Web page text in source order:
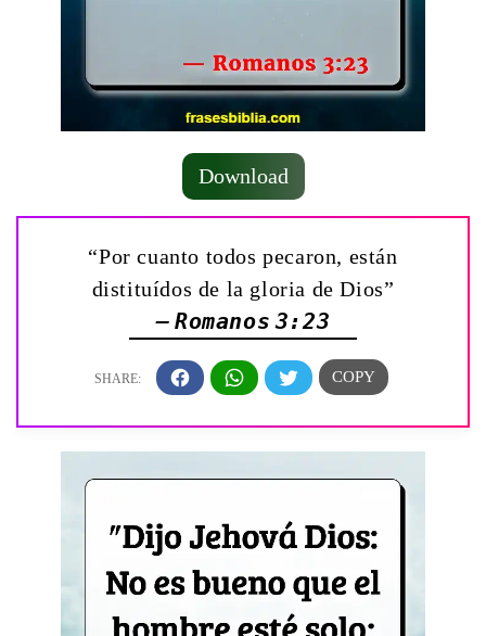
Download
“Por cuanto todos pecaron, están
distituídos de la gloria de Dios”
— Romanos 3:23